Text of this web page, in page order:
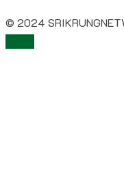
© 2024